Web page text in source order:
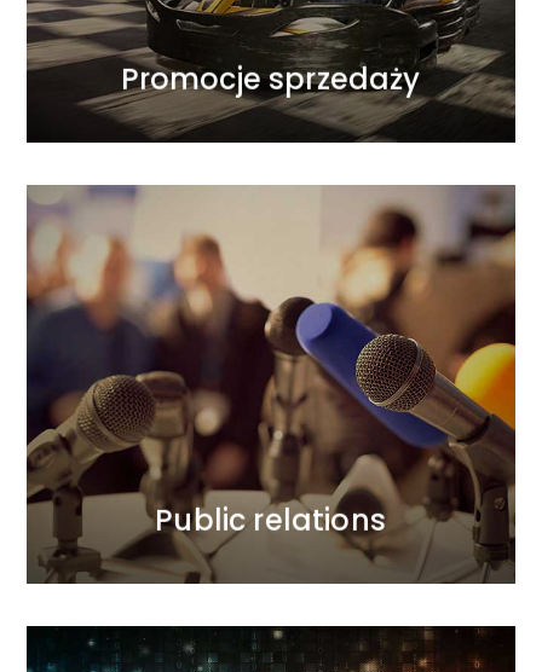
Promocje sprzedaży
Promocje sprzedaży
Public relations
Public relations
Mierzymy wysoko, dlatego nasze strategie są
kompleksowe i wielopoziomowe. Zapewniamy
dobry wizerunek Twoim produktom i usługom.
Czuwamy i inspirujemy ludzi do dzielenia się
opiniami.
CZYTAJ WIĘCEJ